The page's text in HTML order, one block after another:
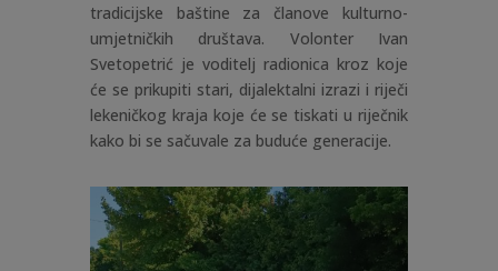
tradicijske baštine za članove kulturno-
umjetničkih društava. Volonter Ivan
Svetopetrić je voditelj radionica kroz koje
će se prikupiti stari, dijalektalni izrazi i riječi
lekeničkog kraja koje će se tiskati u riječnik
kako bi se sačuvale za buduće generacije.